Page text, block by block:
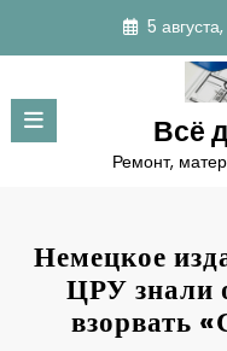
содержимому
5
Всё
Ремонт,
Немецкое
ЦРУ знали
взорвать